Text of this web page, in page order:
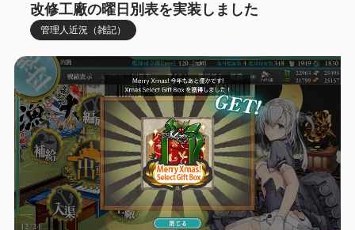
改修工廠の曜日別表を実装しました
管理人近況（雑記）